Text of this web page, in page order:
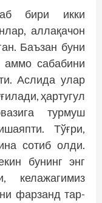
бири икки
аллақачон
Баъзан буни
аммо сабабини
Аслида улар
ҳартугул
турмуш
Тўғри,
сотиб олди.
бунинг энг
келажагимиз
фарзанд тар­